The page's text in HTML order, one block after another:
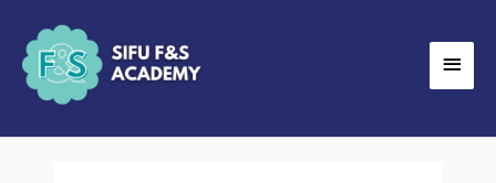
content
Menu